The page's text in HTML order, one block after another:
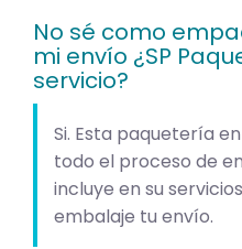
No sé como
mi envío ¿SP
servicio?
Si. Esta paquetería
todo el proceso de
incluye en su
embalaje tu envío.